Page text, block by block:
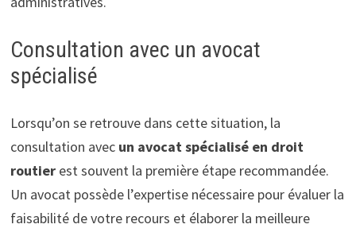
Consultation avec un avocat
spécialisé
Lorsqu’on se retrouve dans cette situation, la
consultation avecun avocat spécialisé en droit
routierest souvent la première étape recommandée.
Un avocat possède l’expertise nécessaire pour évaluer la
faisabilité de votre recours et élaborer la meilleure